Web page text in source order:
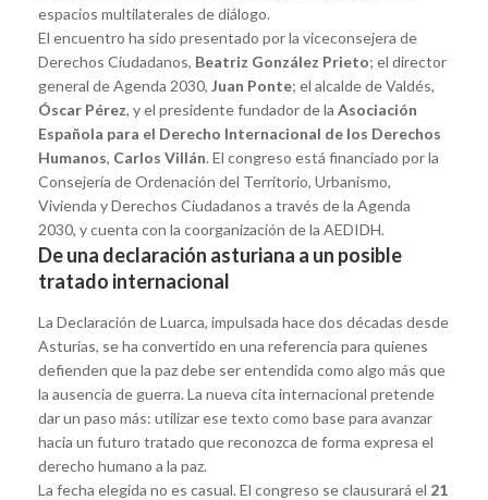
espacios multilaterales de diálogo.
El encuentro ha sido presentado por la viceconsejera de
Derechos Ciudadanos, Beatriz González Prieto; el director
general de Agenda 2030, Juan Ponte; el alcalde de Valdés,
Óscar Pérez, y el presidente fundador de la Asociación
Española para el Derecho Internacional de los Derechos
Humanos, Carlos Villán. El congreso está financiado por la
Consejería de Ordenación del Territorio, Urbanismo,
Vivienda y Derechos Ciudadanos a través de la Agenda
2030, y cuenta con la coorganización de la AEDIDH.
De una declaración asturiana a un posible
tratado internacional
La Declaración de Luarca, impulsada hace dos décadas desde
Asturias, se ha convertido en una referencia para quienes
defienden que la paz debe ser entendida como algo más que
la ausencia de guerra. La nueva cita internacional pretende
dar un paso más: utilizar ese texto como base para avanzar
hacia un futuro tratado que reconozca de forma expresa el
derecho humano a la paz.
La fecha elegida no es casual. El congreso se clausurará el 21